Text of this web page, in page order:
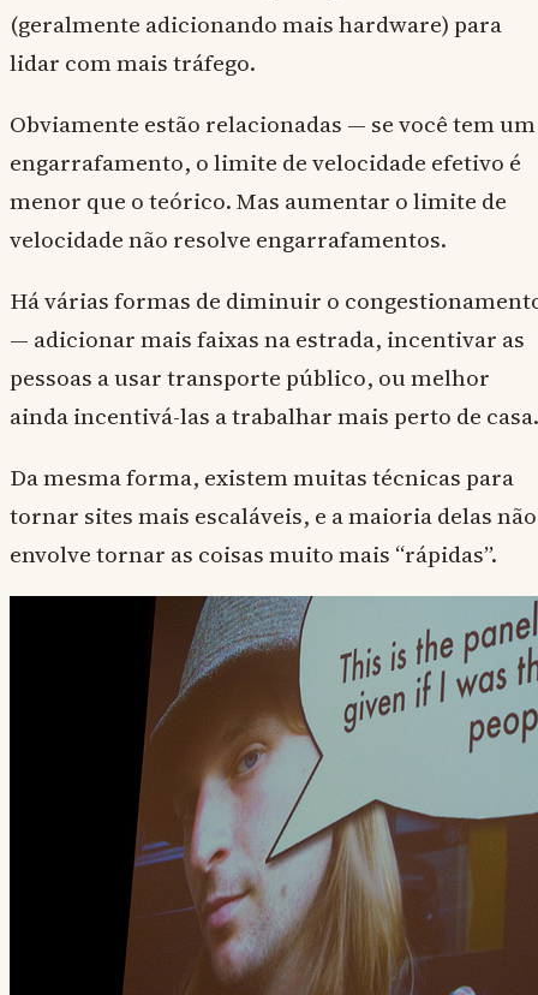
(geralmente adicionando mais hardware) para
lidar com mais tráfego.
Obviamente estão relacionadas — se você tem um
engarrafamento, o limite de velocidade efetivo é
menor que o teórico. Mas aumentar o limite de
velocidade não resolve engarrafamentos.
Há várias formas de diminuir o
— adicionar mais faixas na estrada, incentivar as
pessoas a usar transporte público, ou melhor
ainda incentivá-las a trabalhar mais perto de casa.
Da mesma forma, existem muitas técnicas para
tornar sites mais escaláveis, e a maioria delas não
envolve tornar as coisas muito mais “rápidas”.